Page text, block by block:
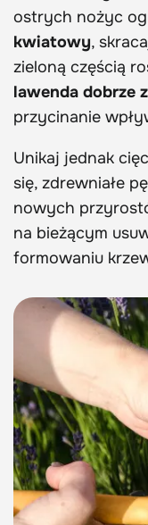
ostrych nożyc
kwiatowy,
zieloną częścią
lawenda dobrze
przycinanie
Unikaj jednak
się, zdrewniałe
nowych
na bieżącym
formowaniu